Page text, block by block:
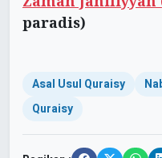
paradis)
Asal Usul Quraisy
Quraisy